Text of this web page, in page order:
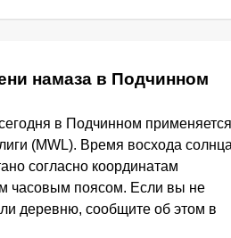
намаза в Подчинном
в Подчинном применяется
(MWL). Время восхода
согласно координатам
часовым поясом. Если вы не
деревню, сообщите об этом в